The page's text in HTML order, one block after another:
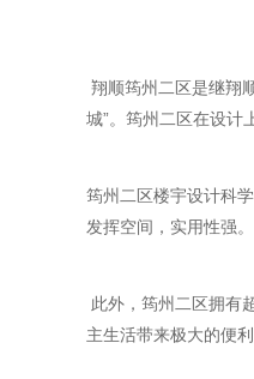
翔顺筠州二区是继翔
城”。筠州二区在设计
筠州二区楼宇设计科
发挥空间，实用性强。
此外，筠州二区拥有
主生活带来极大的便